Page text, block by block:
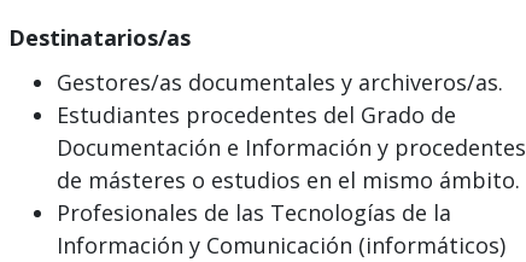
Destinatarios/as
Gestores/as documentales y archiveros/as.
Estudiantes procedentes del Grado de
Documentación e Información y procedentes
de másteres o estudios en el mismo ámbito.
Profesionales de las Tecnologías de la
Información y Comunicación (informáticos)